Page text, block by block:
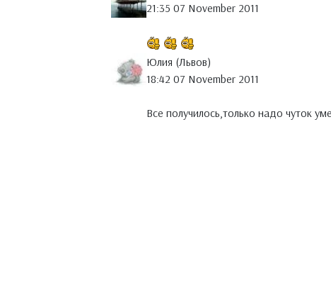
21:35 07 November 2011
Юлия (Львов)
18:42 07 November 2011
Все получилось,только надо чуток